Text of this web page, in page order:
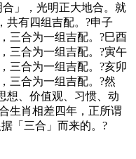
」，光明正大地合。就
共有四组吉配。?申子
合为一组吉配。?巳酉
合为一组吉配。?寅午
合为一组吉配。?亥卯
合为一组吉配。?然
想、价值观、习惯、动
生肖相差四年，正所谓
「三合」而来的。?